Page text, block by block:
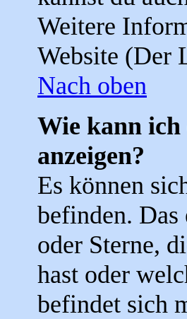
Weitere
Website (Der
Nach oben
Wie kann
anzeigen?
Es können
befinden. Das
oder Sterne,
hast oder
befindet sich